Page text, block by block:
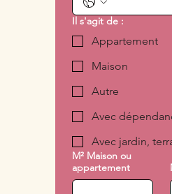
Il s'agit de :
Appartement
Maison
Autre
Avec
Avec jardin,
M² Maison ou
appartement